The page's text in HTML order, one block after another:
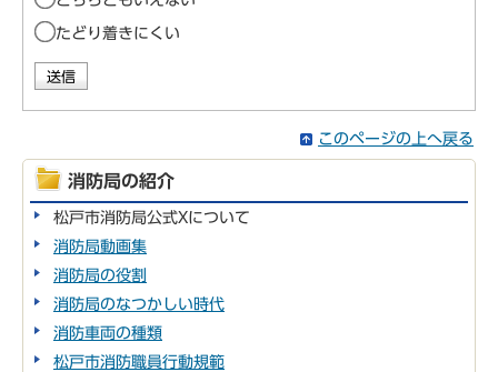
たどり着きにくい
このページの上へ戻る
消防局の紹介
松戸市消防局公式Xについて
消防局動画集
消防局の役割
消防局のなつかしい時代
消防車両の種類
松戸市消防職員行動規範